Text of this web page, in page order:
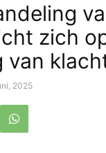
zich
van
2025